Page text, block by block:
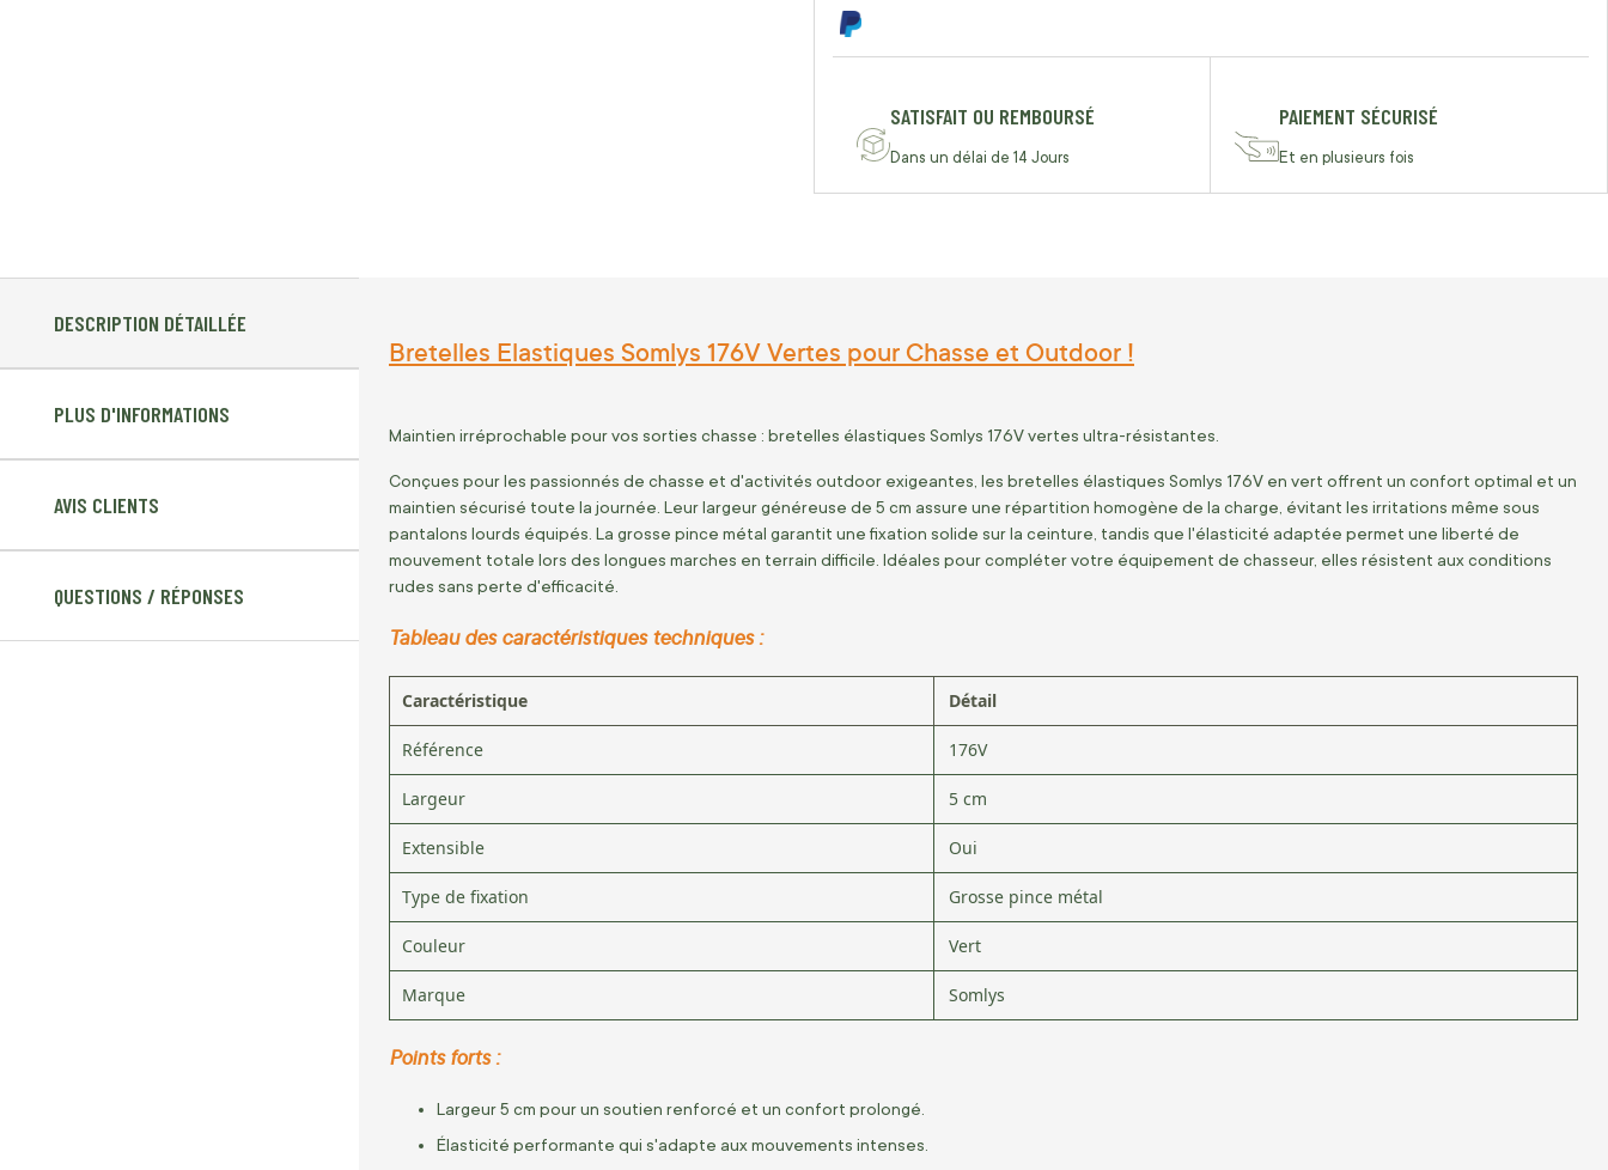
SATISFAIT OU REMBOURSÉ
Dans un délai de 14 Jours
PAIEMENT SÉCURISÉ
Et en plusieurs fois
DESCRIPTION DÉTAILLÉE
PLUS D'INFORMATIONS
AVIS CLIENTS
QUESTIONS / RÉPONSES
Bretelles Elastiques Somlys 176V Vertes pour Chasse et Outdoor !
Maintien irréprochable pour vos sorties chasse : bretelles élastiques Somlys 176V vertes ultra-résistantes.
Conçues pour les passionnés de chasse et d'activités outdoor exigeantes, les bretelles élastiques Somlys 176V en vert offrent un confort optimal et un
maintien sécurisé toute la journée. Leur largeur généreuse de 5 cm assure une répartition homogène de la charge, évitant les irritations même sous
pantalons lourds équipés. La grosse pince métal garantit une fixation solide sur la ceinture, tandis que l'élasticité adaptée permet une liberté de
mouvement totale lors des longues marches en terrain difficile. Idéales pour compléter votre équipement de chasseur, elles résistent aux conditions
rudes sans perte d'efficacité.
Tableau des caractéristiques techniques :
Caractéristique Détail
Référence 176V
Largeur 5 cm
Extensible Oui
Type de fixation Grosse pince métal
Couleur Vert
Marque Somlys
Points forts :
Largeur 5 cm pour un soutien renforcé et un confort prolongé.
Élasticité performante qui s'adapte aux mouvements intenses.